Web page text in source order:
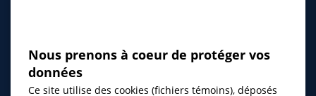
Nous prenons à coeur de protéger vos
données
Ce site utilise des cookies (fichiers témoins), déposés